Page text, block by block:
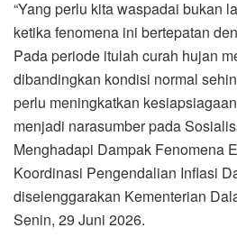
“Yang perlu kita waspadai bukan
ketika fenomena ini bertepatan
Pada periode itulah curah hujan
dibandingkan kondisi normal
perlu meningkatkan
menjadi narasumber pada
Menghadapi Dampak Fenomena
Koordinasi Pengendalian Inflasi
diselenggarakan Kementerian
Senin, 29 Juni 2026.